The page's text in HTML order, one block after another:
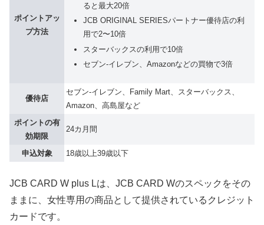
ポイントアッ
プ方法
ると最大20倍
JCB ORIGINAL SERIESパートナー優待店の利
用で2〜10倍
スターバックスの利用で10倍
セブン-イレブン、Amazonなどの買物で3倍
優待店
セブン-イレブン、Family Mart、スターバックス、
Amazon、高島屋など
ポイントの有
効期限
24カ月間
申込対象 18歳以上39歳以下
JCB CARD W plus Lは、JCB CARD Wのスペックをその
ままに、女性専用の商品として提供されているクレジット
カードです。